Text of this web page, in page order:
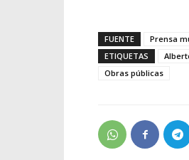
FUENTE
Prensa
ETIQUETAS
Obras públicas